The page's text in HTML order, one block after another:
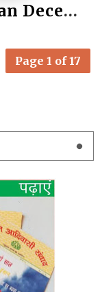
Mahila Adhikar Abhiyan December 2024/ महिला अधिकार अभियान, दिसंबर 2024
Page 1 of 17